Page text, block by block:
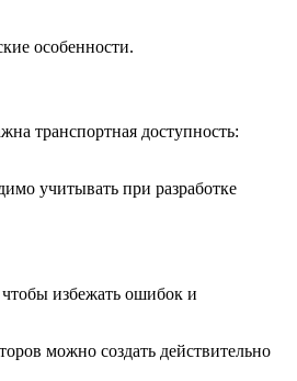
особенности.
транспортная доступность:
учитывать при разработке
избежать ошибок и
можно создать действительно